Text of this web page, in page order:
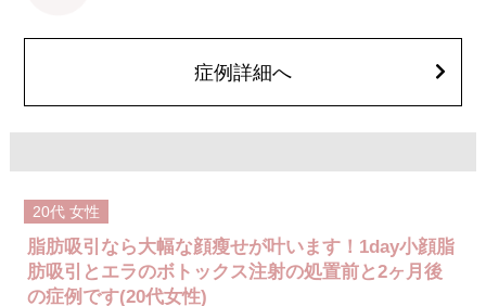
費用：アラガン社製 21,800円(税込) 〜164,400円(税込)
韓国製ボツリヌストキシン 5,500円(税込)〜78,000円(税込)
オプション：表面麻酔 3,300円(税込) 笑気麻酔 3,300円(税込)
施術内容：脂肪を減らしたい箇所に合わせて目立ちにくい箇所に2～3mm
す。
施術時間：約30分程
リスク、副作用：赤み、熱感、痛み、しびれ、むくみ、内出血、引き攣れ
感などが術後一時的に生じることがございます。また、稀に貧血、細菌感
染症、左右差、施術箇所の知覚鈍麻、ぼこつき、硬結、瘢痕化、色素沈
着、脂肪塞栓、皮膚のよれ、繊維の突出などを生じることがございます。
症例詳細へ
20代 女性
脂肪吸引なら大幅な顔瘦せが叶います！1day小顔脂
肪吸引とエラのボトックス注射の処置前と2ヶ月後
の症例です(20代女性)